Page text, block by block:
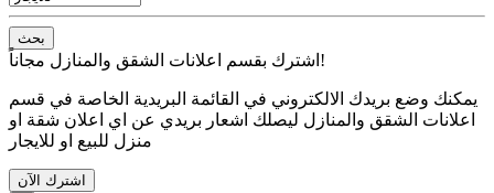
بحث
اشترك بقسم اعلانات الشقق والمنازل مجاناً!
يمكنك وضع بريدك الالكتروني في القائمة البريدية الخاصة في قسم
اعلانات الشقق والمنازل ليصلك اشعار بريدي عن اي اعلان شقة او
منزل للبيع او للايجار
اشترك الآن